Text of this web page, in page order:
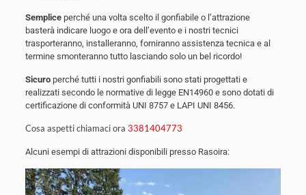
Sempliceperché una volta scelto il gonfiabile o l’attrazione
basterà indicare luogo e ora dell’evento e i nostri tecnici
trasporteranno, installeranno, forniranno assistenza tecnica e al
termine smonteranno tutto lasciando solo un bel ricordo!
Sicuroperché tutti i nostri gonfiabili sono stati progettati e
realizzati secondo le normative di legge EN14960 e sono dotati di
certificazione di conformità UNI 8757 e LAPI UNI 8456.
Cosa aspetti chiamaci ora 3381404773
Alcuni esempi di attrazioni disponibili presso Rasoira: